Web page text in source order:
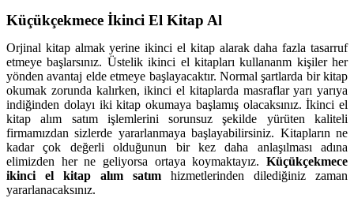
Küçükçekmece İkinci El Kitap Al
Orjinal kitap almak yerine ikinci el kitap alarak daha fazla tasarruf
etmeye başlarsınız. Üstelik ikinci el kitapları kullananm kişiler her
yönden avantaj elde etmeye başlayacaktır. Normal şartlarda bir kitap
okumak zorunda kalırken, ikinci el kitaplarda masraflar yarı yarıya
indiğinden dolayı iki kitap okumaya başlamış olacaksınız. İkinci el
kitap alım satım işlemlerini sorunsuz şekilde yürüten kaliteli
firmamızdan sizlerde yararlanmaya başlayabilirsiniz. Kitapların ne
kadar çok değerli olduğunun bir kez daha anlaşılması adına
elimizden her ne geliyorsa ortaya koymaktayız. Küçükçekmece
ikinci el kitap alım satım hizmetlerinden dilediğiniz zaman
yararlanacaksınız.